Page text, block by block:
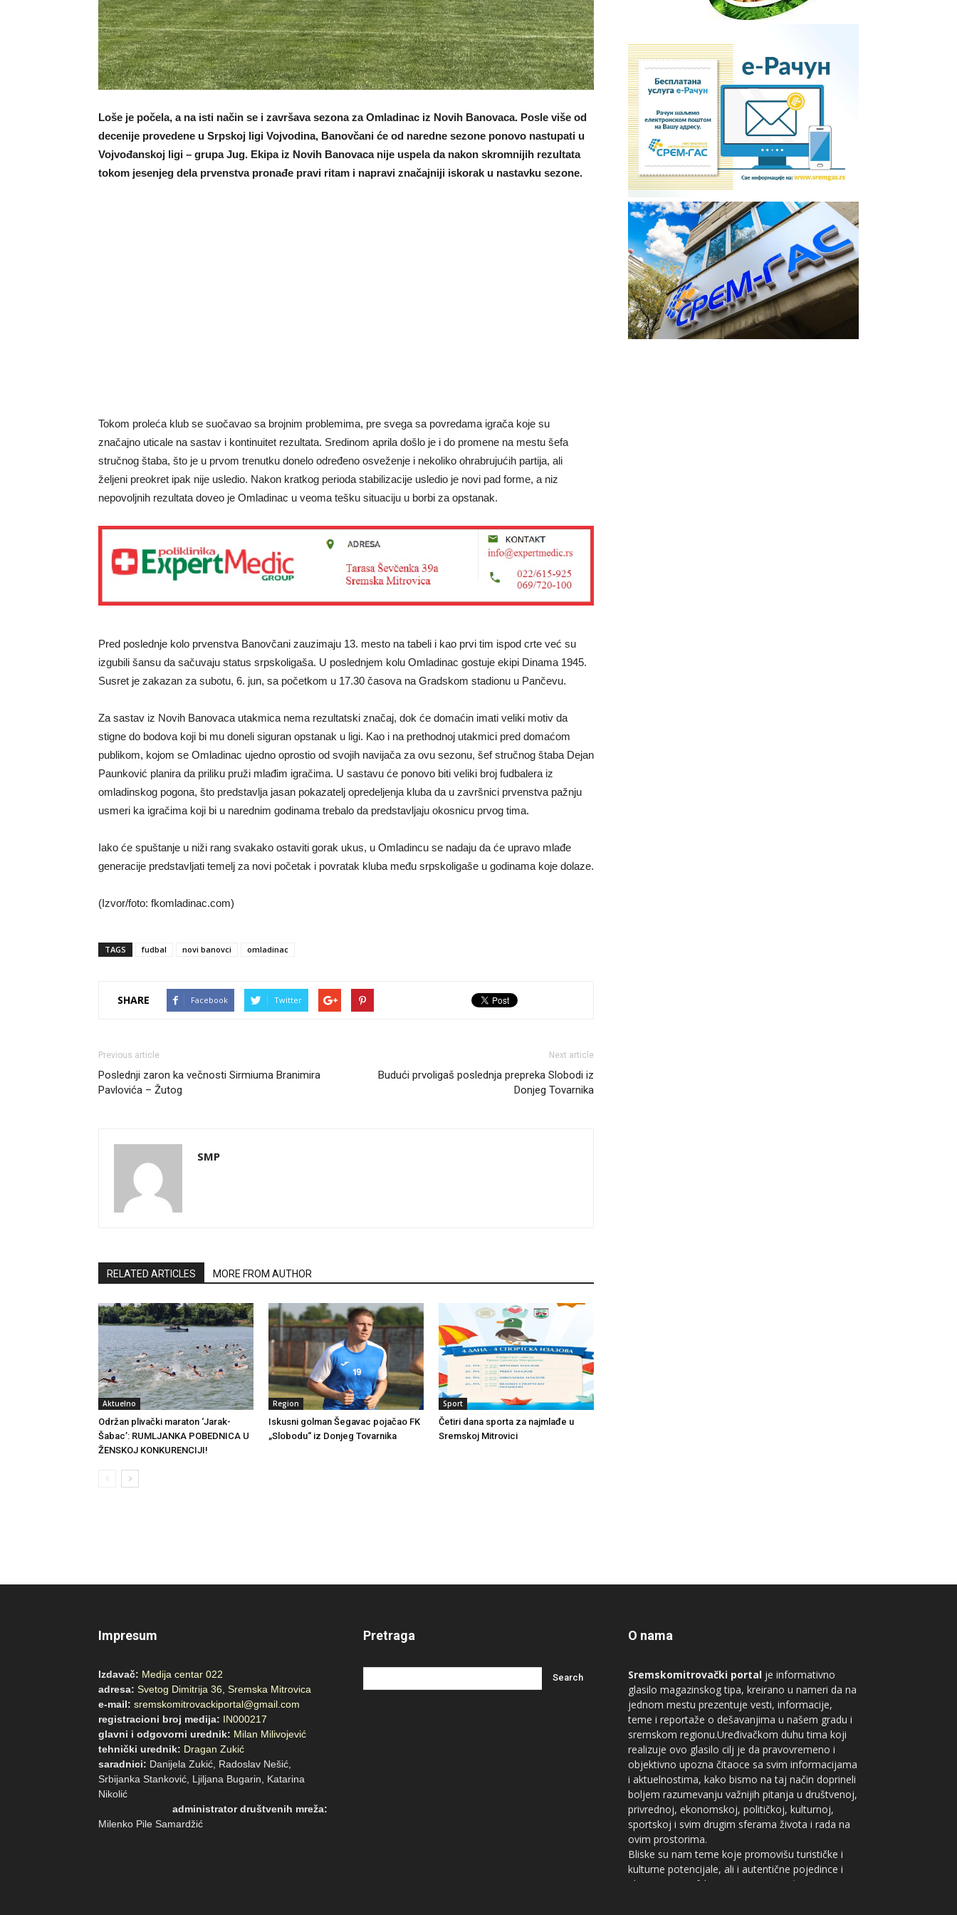
Loše je počela, a na isti način se i završava sezona za Omladinac iz Novih Banovaca. Posle više od
decenije provedene u Srpskoj ligi Vojvodina, Banovčani će od naredne sezone ponovo nastupati u
Vojvođanskoj ligi – grupa Jug. Ekipa iz Novih Banovaca nije uspela da nakon skromnijih rezultata
tokom jesenjeg dela prvenstva pronađe pravi ritam i napravi značajniji iskorak u nastavku sezone.
Tokom proleća klub se suočavao sa brojnim problemima, pre svega sa povredama igrača koje su
značajno uticale na sastav i kontinuitet rezultata. Sredinom aprila došlo je i do promene na mestu šefa
stručnog štaba, što je u prvom trenutku donelo određeno osveženje i nekoliko ohrabrujućih partija, ali
željeni preokret ipak nije usledio. Nakon kratkog perioda stabilizacije usledio je novi pad forme, a niz
nepovoljnih rezultata doveo je Omladinac u veoma tešku situaciju u borbi za opstanak.
Pred poslednje kolo prvenstva Banovčani zauzimaju 13. mesto na tabeli i kao prvi tim ispod crte već su
izgubili šansu da sačuvaju status srpskoligaša. U poslednjem kolu Omladinac gostuje ekipi Dinama 1945.
Susret je zakazan za subotu, 6. jun, sa početkom u 17.30 časova na Gradskom stadionu u Pančevu.
Za sastav iz Novih Banovaca utakmica nema rezultatski značaj, dok će domaćin imati veliki motiv da
stigne do bodova koji bi mu doneli siguran opstanak u ligi. Kao i na prethodnoj utakmici pred domaćom
publikom, kojom se Omladinac ujedno oprostio od svojih navijača za ovu sezonu, šef stručnog štaba Dejan
Paunković planira da priliku pruži mlađim igračima. U sastavu će ponovo biti veliki broj fudbalera iz
omladinskog pogona, što predstavlja jasan pokazatelj opredeljenja kluba da u završnici prvenstva pažnju
usmeri ka igračima koji bi u narednim godinama trebalo da predstavljaju okosnicu prvog tima.
Iako će spuštanje u niži rang svakako ostaviti gorak ukus, u Omladincu se nadaju da će upravo mlađe
generacije predstavljati temelj za novi početak i povratak kluba među srpskoligaše u godinama koje dolaze.
(Izvor/foto: fkomladinac.com)
TAGS fudbal novi banovci omladinac
SHARE Facebook Twitter
Previous article
Poslednji zaron ka večnosti Sirmiuma Branimira
Pavlovića – Žutog
Next article
Budući prvoligaš poslednja prepreka Slobodi iz
Donjeg Tovarnika
SMP
RELATED ARTICLES MORE FROM AUTHOR
Aktuelno
Održan plivački maraton ‘Jarak-
Šabac’: RUMLJANKA POBEDNICA U
ŽENSKOJ KONKURENCIJI!
Region
Iskusni golman Šegavac pojačao FK
„Slobodu“ iz Donjeg Tovarnika
Sport
Četiri dana sporta za najmlađe u
Sremskoj Mitrovici
Impresum
Izdavač: Medija centar 022
adresa: Svetog Dimitrija 36, Sremska Mitrovica
e-mail: sremskomitrovackiportal@gmail.com
registracioni broj medija: IN000217
glavni i odgovorni urednik: Milan Milivojević
tehnički urednik: Dragan Zukić
saradnici: Danijela Zukić, Radoslav Nešić,
Srbijanka Stanković, Ljiljana Bugarin, Katarina
Nikolić
administrator društvenih mreža:
Milenko Pile Samardžić
Pretraga O nama
Sremskomitrovački portal je informativno
glasilo magazinskog tipa, kreirano u nameri da na
jednom mestu prezentuje vesti, informacije,
teme i reportaže o dešavanjima u našem gradu i
sremskom regionu.Uređivačkom duhu tima koji
realizuje ovo glasilo cilj je da pravovremeno i
objektivno upozna čitaoce sa svim informacijama
i aktuelnostima, kako bismo na taj način doprineli
boljem razumevanju važnijih pitanja u društvenoj,
privrednoj, ekonomskoj, političkoj, kulturnoj,
sportskoj i svim drugim sferama života i rada na
ovim prostorima.
Bliske su nam teme koje promovišu turističke i
kulturne potencijale, ali i autentične pojedince i
ideje iz geografskog prostora između Save i